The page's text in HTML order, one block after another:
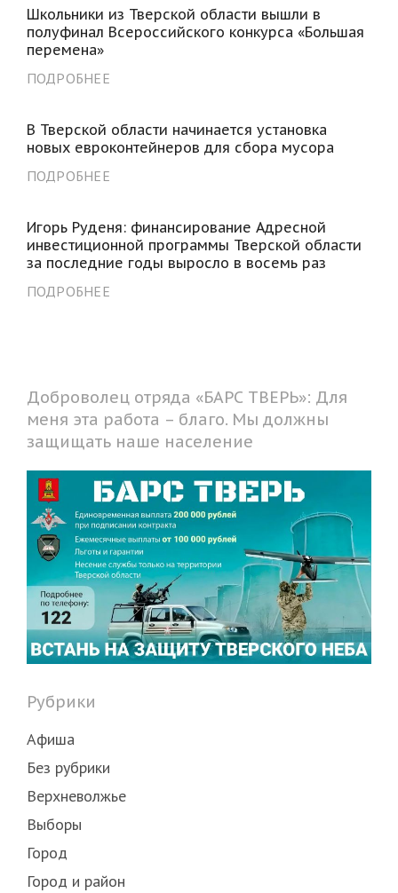
Школьники из Тверской области вышли в
полуфинал Всероссийского конкурса «Большая
перемена»
ПОДРОБНЕЕ
В Тверской области начинается установка
новых евроконтейнеров для сбора мусора
ПОДРОБНЕЕ
Игорь Руденя: финансирование Адресной
инвестиционной программы Тверской области
за последние годы выросло в восемь раз
ПОДРОБНЕЕ
Доброволец отряда «БАРС ТВЕРЬ»: Для
меня эта работа – благо. Мы должны
защищать наше население
Рубрики
Афиша
Без рубрики
Верхневолжье
Выборы
Город
Город и район